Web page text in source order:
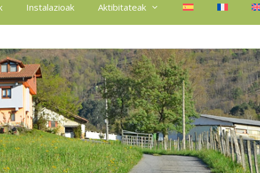
Instalazioak Aktibitateak